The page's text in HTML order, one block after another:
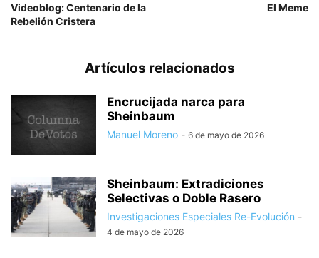
Videoblog: Centenario de la
Rebelión Cristera
El Meme
Artículos relacionados
Encrucijada narca para
Sheinbaum
Manuel Moreno - 6 de mayo de 2026
Sheinbaum: Extradiciones
Selectivas o Doble Rasero
Investigaciones Especiales Re-Evolución -
4 de mayo de 2026